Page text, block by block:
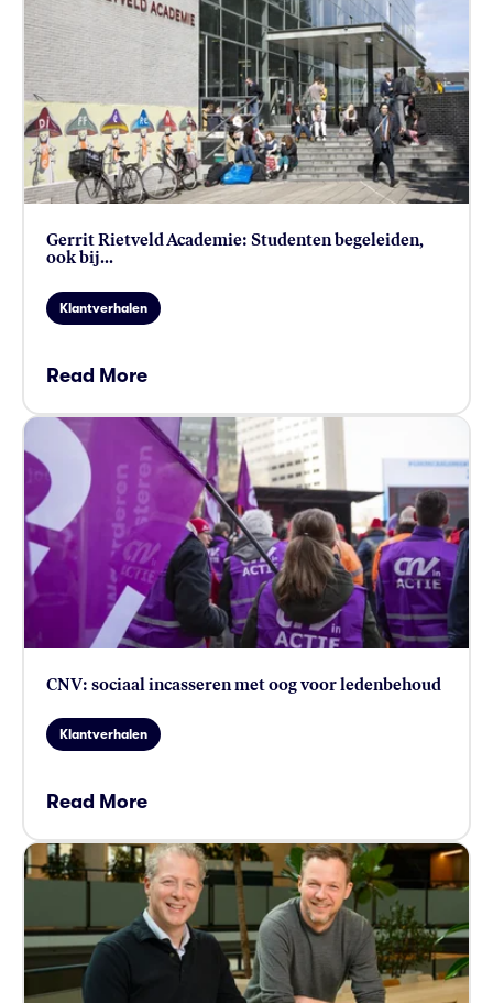
Gerrit Rietveld Academie: Studenten begeleiden,
ook bij...
Klantverhalen
Read More
CNV: sociaal incasseren met oog voor ledenbehoud
Klantverhalen
Read More
card link
card link